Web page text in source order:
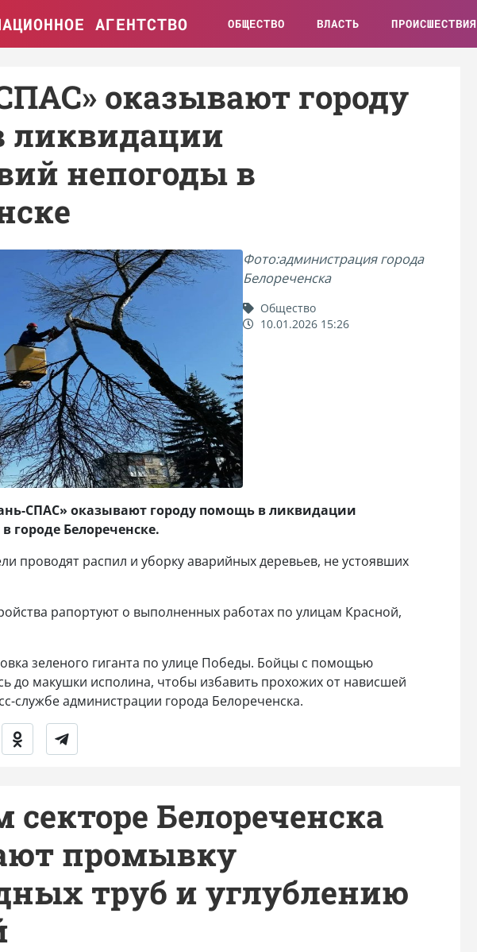
АГЕНТСТВО ОБЩЕСТВО ВЛАСТЬ ПРОИСШЕСТВИЯ
оказывают городу
ликвидации
непогоды в
Фото:администрация города
Белореченска
Общество
10.01.2026 15:26
СПАС» оказывают городу помощь в ликвидации
городе Белореченске.
проводят распил и уборку аварийных деревьев, не устоявших
рапортуют о выполненных работах по улицам Красной,
зеленого гиганта по улице Победы. Бойцы с помощью
до макушки исполина, чтобы избавить прохожих от нависшей
службе администрации города Белореченска.
секторе Белореченска
промывку
труб и углублению